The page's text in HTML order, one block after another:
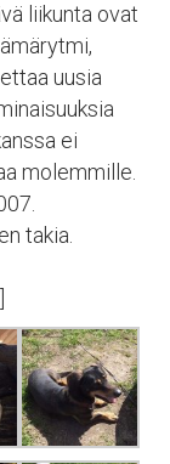
liikunta ovat
uusia
ei
molemmille.
takia.